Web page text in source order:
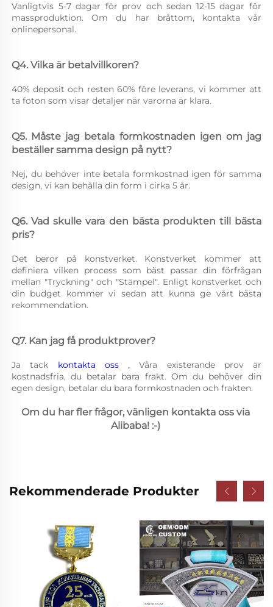
Vanligtvis 5-7 dagar för prov och sedan 12-15 dagar för
massproduktion. Om du har bråttom, kontakta vår
onlinepersonal.
Q4. Vilka är betalvillkoren?
40% deposit och resten 60% före leverans, vi kommer att
ta foton som visar detaljer när varorna är klara.
Q5. Måste jag betala formkostnaden igen om jag
beställer samma design på nytt?
Nej, du behöver inte betala formkostnad igen för samma
design, vi kan behålla din form i cirka 5 år.
Q6. Vad skulle vara den bästa produkten till bästa
pris?
Det beror på konstverket. Konstverket kommer att
definiera vilken process som bäst passar din förfrågan
mellan "Tryckning" och "Stämpel". Enligt konstverket och
din budget kommer vi sedan att kunna ge vårt bästa
rekommendation.
Q7. Kan jag få produktprover?
Ja tack kontakta oss , Våra existerande prov är
kostnadsfria, du betalar bara frakt. Om du behöver din
egen design, betalar du bara formkostnaden och frakten.
Om du har fler frågor, vänligen kontakta oss via
Alibaba! :-)
Rekommenderade Produkter